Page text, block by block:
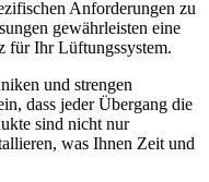
Anforderungen zu
gewährleisten eine
für Ihr Lüftungssystem.
und strengen
dass jeder Übergang die
sind nicht nur
was Ihnen Zeit und